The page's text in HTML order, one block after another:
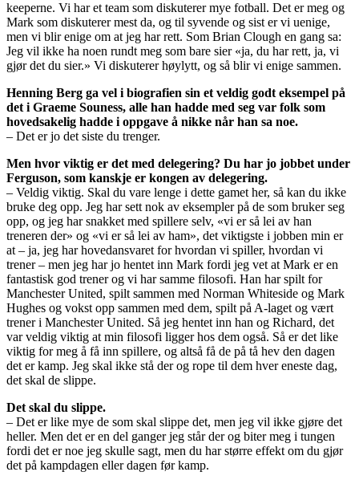
keeperne. Vi har et team som diskuterer mye fotball. Det er meg og
Mark som diskuterer mest da, og til syvende og sist er vi uenige,
men vi blir enige om at jeg har rett. Som Brian Clough en gang sa:
Jeg vil ikke ha noen rundt meg som bare sier «ja, du har rett, ja, vi
gjør det du sier.» Vi diskuterer høylytt, og så blir vi enige sammen.
Henning Berg ga vel i biografien sin et veldig godt eksempel på
det i Graeme Souness, alle han hadde med seg var folk som
hovedsakelig hadde i oppgave å nikke når han sa noe.
– Det er jo det siste du trenger.
Men hvor viktig er det med delegering? Du har jo jobbet under
Ferguson, som kanskje er kongen av delegering.
– Veldig viktig. Skal du vare lenge i dette gamet her, så kan du ikke
bruke deg opp. Jeg har sett nok av eksempler på de som bruker seg
opp, og jeg har snakket med spillere selv, «vi er så lei av han
treneren der» og «vi er så lei av ham», det viktigste i jobben min er
at – ja, jeg har hovedansvaret for hvordan vi spiller, hvordan vi
trener – men jeg har jo hentet inn Mark fordi jeg vet at Mark er en
fantastisk god trener og vi har samme filosofi. Han har spilt for
Manchester United, spilt sammen med Norman Whiteside og Mark
Hughes og vokst opp sammen med dem, spilt på A-laget og vært
trener i Manchester United. Så jeg hentet inn han og Richard, det
var veldig viktig at min filosofi ligger hos dem også. Så er det like
viktig for meg å få inn spillere, og altså få de på tå hev den dagen
det er kamp. Jeg skal ikke stå der og rope til dem hver eneste dag,
det skal de slippe.
Det skal du slippe.
– Det er like mye de som skal slippe det, men jeg vil ikke gjøre det
heller. Men det er en del ganger jeg står der og biter meg i tungen
fordi det er noe jeg skulle sagt, men du har større effekt om du gjør
det på kampdagen eller dagen før kamp.